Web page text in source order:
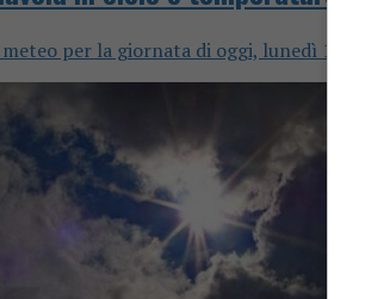
per la giornata di oggi, lunedì 12